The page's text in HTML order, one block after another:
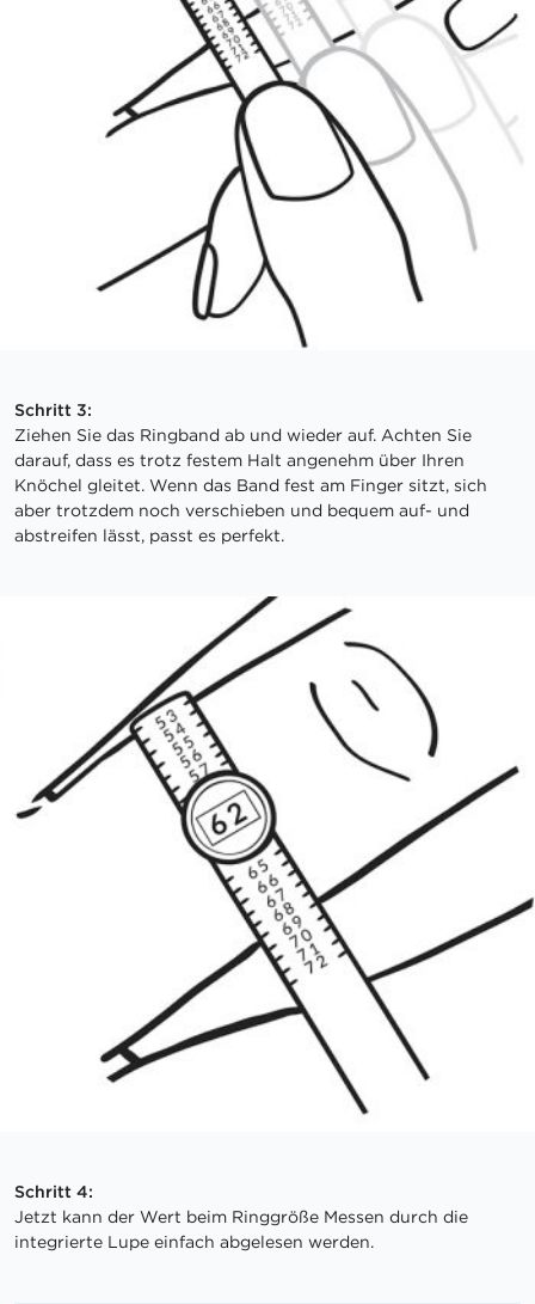
Schritt 3:
Ziehen Sie das Ringband ab und wieder auf. Achten Sie
darauf, dass es trotz festem Halt angenehm über Ihren
Knöchel gleitet. Wenn das Band fest am Finger sitzt, sich
aber trotzdem noch verschieben und bequem auf- und
abstreifen lässt, passt es perfekt.
Schritt 4:
Jetzt kann der Wert beim Ringgröße Messen durch die
integrierte Lupe einfach abgelesen werden.